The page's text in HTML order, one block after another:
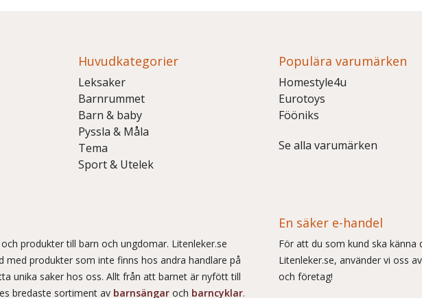
Huvudkategorier
Leksaker
Barnrummet
Barn & baby
Pyssla & Måla
Tema
Sport & Utelek
Populära varumärken
Homestyle4u
Eurotoys
Fööniks
Se alla varumärken
produkter till barn och ungdomar. Litenleker.se
med produkter som inte finns hos andra handlare på
unika saker hos oss. Allt från att barnet är nyfött till
bredaste sortiment av barnsängar och barncyklar.
En säker e-handel
För att du som kund ska känna
Litenleker.se, använder vi oss
och företag!